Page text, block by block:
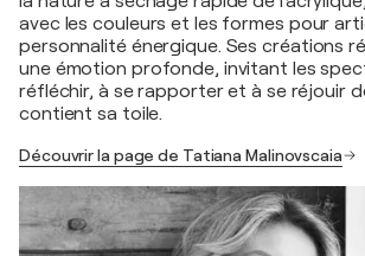
avec les couleurs et les formes pour
personnalité énergique. Ses créations
une émotion profonde, invitant les
réfléchir, à se rapporter et à se réjouir
contient sa toile.
Découvrir la page de Tatiana Malinovscaia